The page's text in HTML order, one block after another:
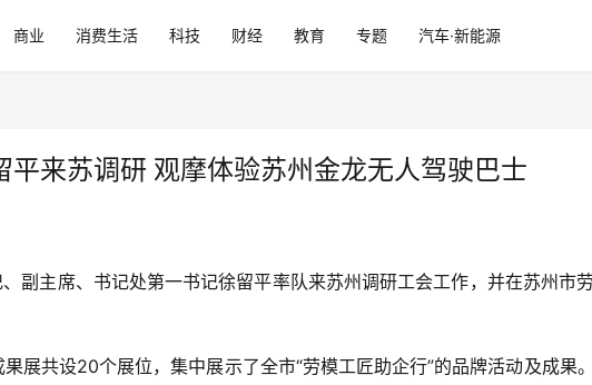
商业 消费生活 科技 财经 教育 专题 汽车·新能源
平来苏调研 观摩体验苏州金龙无人驾驶巴士
副主席、书记处第一书记徐留平率队来苏州调研工会工作，并在苏州市
展共设20个展位，集中展示了全市“劳模工匠助企行”的品牌活动及成